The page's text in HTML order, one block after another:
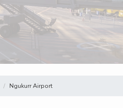
Ngukurr Airport